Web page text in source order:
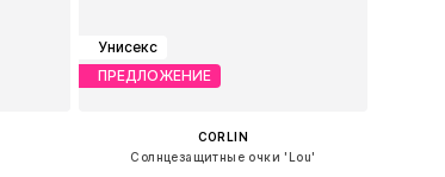
Унисекс
ПРЕДЛОЖЕНИЕ
CORLIN
Солнцезащитные очки 'Lou'